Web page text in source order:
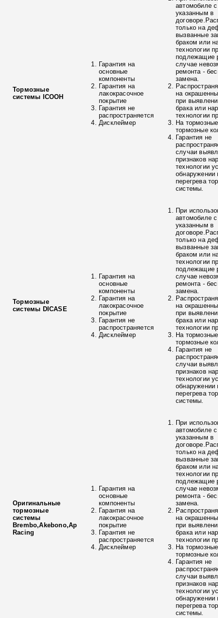
Тормозные
системы ICOOH
Гарантия на
основные
компоненты
Гарантия на
лакокрасочное
покрытие
Гарантия не
распространяется
Дисклеймер
автомобиле
указанным в
только на
вызванные
браком или
технологии
подлежащие
случае
ремонта -
замена.
на
при
брака или
технологии
На
тормозные
Гарантия не
случаи
признаков
технологии
обнаружении
перегрева
системы.
Тормозные
системы DICASE
Гарантия на
основные
компоненты
Гарантия на
лакокрасочное
покрытие
Гарантия не
распространяется
Дисклеймер
При
автомобиле
указанным в
только на
вызванные
браком или
технологии
подлежащие
случае
ремонта -
замена.
на
при
брака или
технологии
На
тормозные
Гарантия не
случаи
признаков
технологии
обнаружении
перегрева
системы.
Оригинальные
тормозные
системы
Brembo,Akebono,Ap
Racing
Гарантия на
основные
компоненты
Гарантия на
лакокрасочное
покрытие
Гарантия не
распространяется
Дисклеймер
При
автомобиле
указанным в
только на
вызванные
браком или
технологии
подлежащие
случае
ремонта -
замена.
на
при
брака или
технологии
На
тормозные
Гарантия не
случаи
признаков
технологии
обнаружении
перегрева
системы.